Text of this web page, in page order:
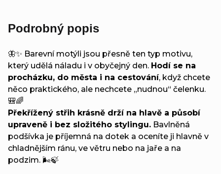
Podrobný popis
🦋✨ Barevní motýli jsou přesně ten typ motivu,
který udělá náladu i v obyčejný den. Hodí se na
procházku, do města i na cestování, když chcete
něco praktického, ale nechcete „nudnou“ čelenku.
🎒🌈
Překřížený střih krásně drží na hlavě a působí
upraveně i bez složitého stylingu. Bavlněná
podšívka je příjemná na dotek a oceníte ji hlavně v
chladnějším ránu, ve větru nebo na jaře a na
podzim. 🌬️🍃